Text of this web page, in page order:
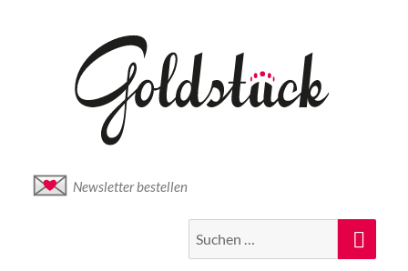
Newsletter bestellen
nach: